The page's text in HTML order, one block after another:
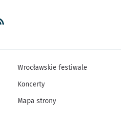
Wrocławskie festiwale
Koncerty
Mapa strony